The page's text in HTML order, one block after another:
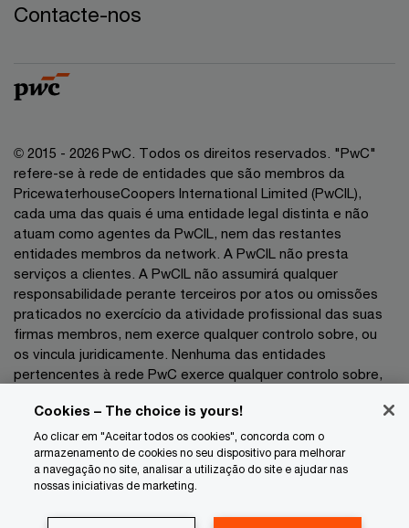
Contacte-nos
© 2015 - 2026 PwC. Todos os direitos reservados. "PwC"
refere-se à rede de entidades que são membros da
PricewaterhouseCoopers International Limited (PwCIL),
cada uma das quais é uma entidade legal distinta e não
atuam como agentes da PwCIL, nem das restantes
entidades membros da network. A PwCIL não presta
serviços a clientes. A PwCIL não assumirá qualquer
responsabilidade perante terceiros por atos ou omissões
praticados no exercício da atividade profissional das suas
firmas membros, nem exerce qualquer controlo sobre, ou
os vincula juridicamente. Nenhuma das entidades
pertencentes à rede PwC exerce qualquer controlo sobre,
da sua atividade profissional pelo que não poderão as
mesmas ser responsabilizadas, a que título for, perante
terceiros por atos ou omissões praticados no exercício das
respetivas atividades profissionais.
Privacidade
Cookies – The choice is yours!
Ao clicar em "Aceitar todos os cookies", concorda com o
armazenamento de cookies no seu dispositivo para melhorar
a navegação no site, analisar a utilização do site e ajudar nas
nossas iniciativas de marketing.